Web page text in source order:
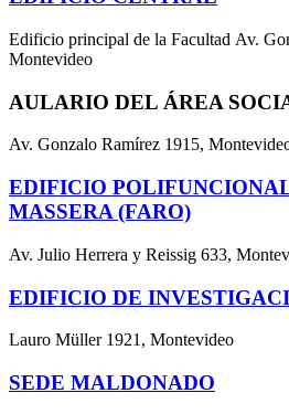
Edificio principal de la Facultad Av.
Montevideo
AULARIO DEL ÁREA
Av. Gonzalo Ramírez 1915,
EDIFICIO
MASSERA (FARO)
Av. Julio Herrera y Reissig 633,
EDIFICIO DE
Lauro Müller 1921, Montevideo
SEDE MALDONADO